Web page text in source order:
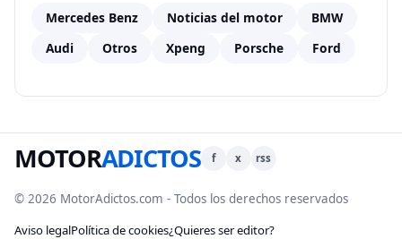
Mercedes Benz Noticias del motor
BMW
Audi
Otros Xpeng Porsche Ford
MOTORADICTOS f x rss
© 2026 MotorAdictos.com - Todos los derechos reservados
Aviso legalPolítica de cookies¿Quieres ser editor?